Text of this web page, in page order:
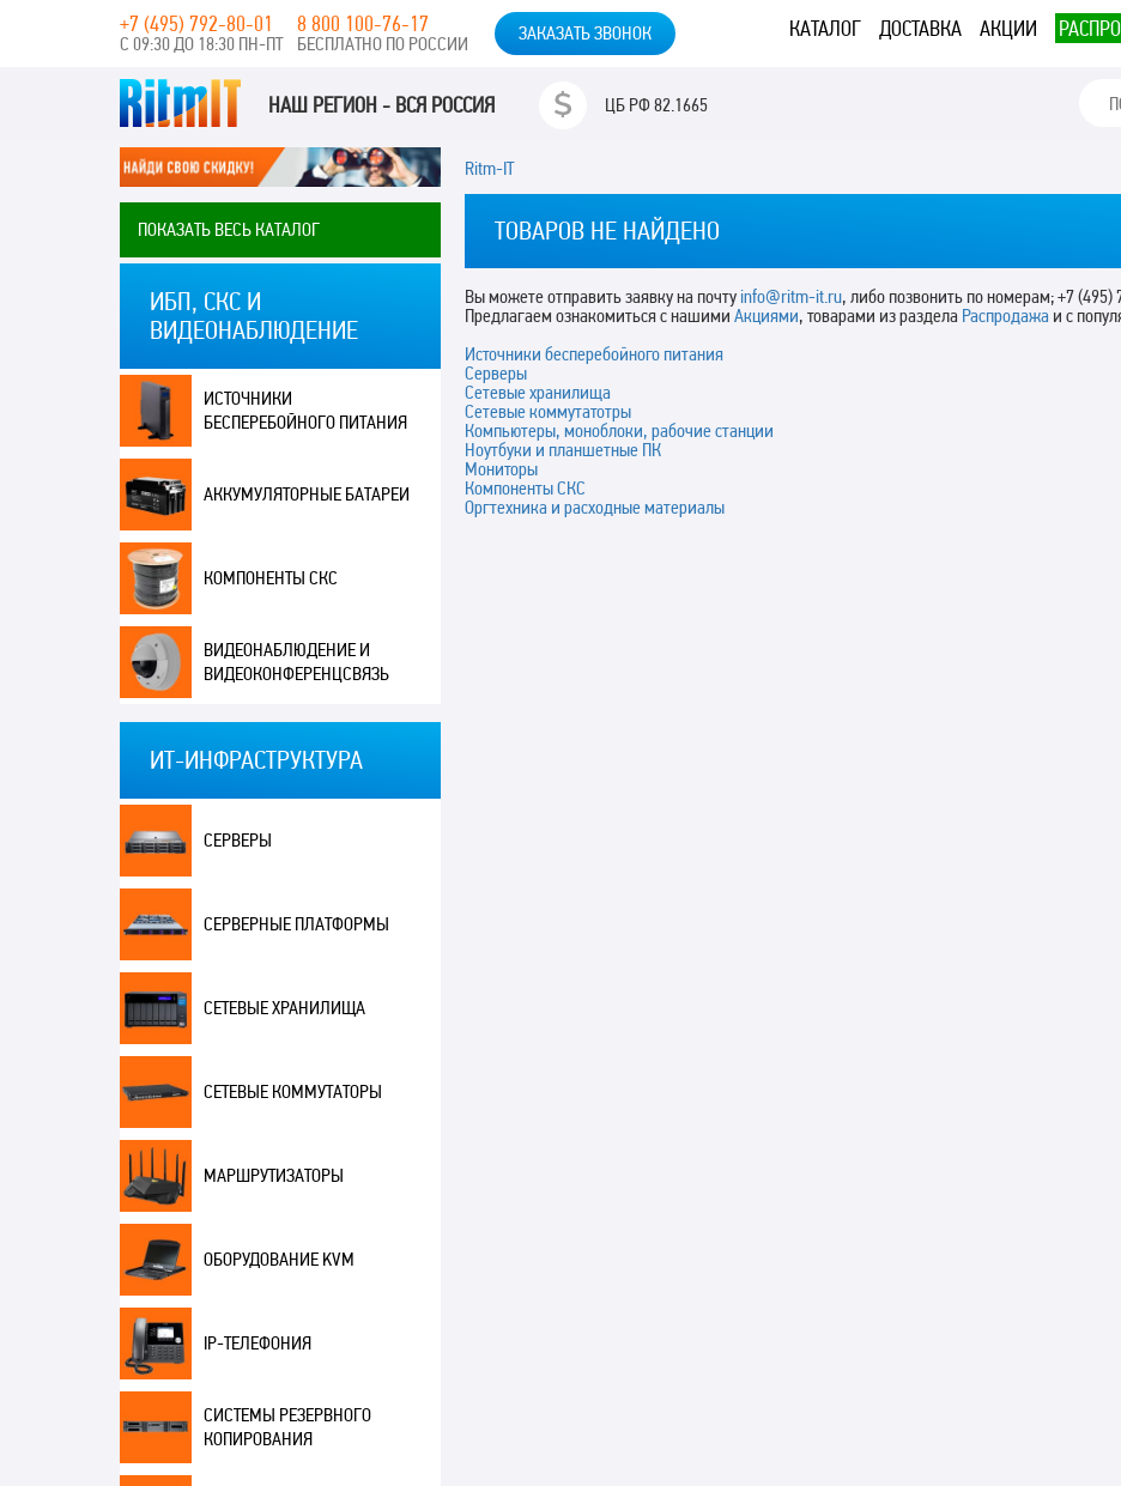
КАТАЛОГ ДОСТАВКА АКЦИИ
+7 (495) 792-80-01
С 09:30 ДО 18:30 ПН-ПТ
8 800 100-76-17
БЕСПЛАТНО ПО РОССИИ ЗАКАЗАТЬ ЗВОНОК
НАШ РЕГИОН - ВСЯ РОССИЯ ЦБ РФ82.1665
ПОКАЗАТЬ ВЕСЬ КАТАЛОГ
ИБП, СКС И
ВИДЕОНАБЛЮДЕНИЕ
ИСТОЧНИКИ
БЕСПЕРЕБОЙНОГО ПИТАНИЯ
АККУМУЛЯТОРНЫЕ БАТАРЕИ
КОМПОНЕНТЫ СКС
ВИДЕОНАБЛЮДЕНИЕ И
ВИДЕОКОНФЕРЕНЦСВЯЗЬ
ИТ-ИНФРАСТРУКТУРА
СЕРВЕРЫ
СЕРВЕРНЫЕ ПЛАТФОРМЫ
СЕТЕВЫЕ ХРАНИЛИЩА
СЕТЕВЫЕ КОММУТАТОРЫ
МАРШРУТИЗАТОРЫ
ОБОРУДОВАНИЕ KVM
IP-ТЕЛЕФОНИЯ
СИСТЕМЫ РЕЗЕРВНОГО
КОПИРОВАНИЯ
Ritm-IT
ТОВАРОВ НЕ НАЙДЕНО
Вы можете отправить заявку на почту info@ritm-it.ru, либо позвонить по номерам; +7
Предлагаем ознакомиться с нашимиАкциями, товарами из раздела Распродажа и с
Источники бесперебойного питания
Серверы
Сетевые хранилища
Сетевые коммутатотры
Компьютеры, моноблоки, рабочие станции
Ноутбуки и планшетные ПК
Мониторы
Компоненты СКС
Оргтехника и расходные материалы